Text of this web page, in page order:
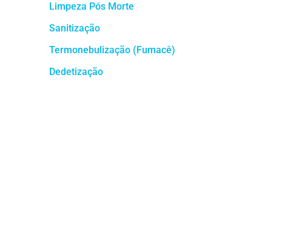
Limpeza Pós Morte
Sanitização
Termonebulização (Fumacê)
Dedetização